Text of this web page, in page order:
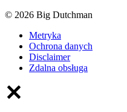
© 2026 Big Dutchman
Metryka
Ochrona danych
Disclaimer
Zdalna obsługa